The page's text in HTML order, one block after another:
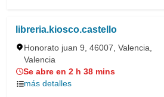
libreria.kiosco.castello
Honorato juan 9, 46007, Valencia,
Valencia
Se abre en 2 h 38 mins
más detalles